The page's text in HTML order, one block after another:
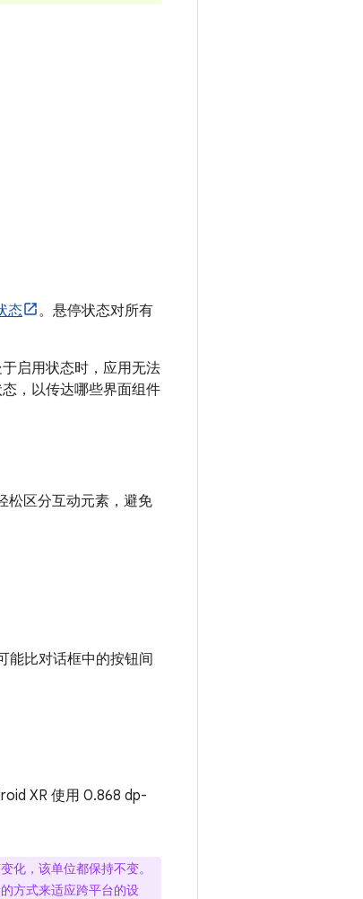
态
。悬停状态对所有
启用状态时，应用无法
，以传达哪些界面组件
松区分互动元素，避免
能比对话框中的按钮间
XR 使用 0.868 dp-
化，该单位都保持不变。
方式来适应跨平台的设